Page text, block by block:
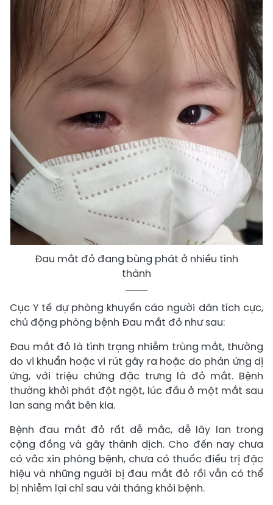
Đau mắt đỏ đang bùng phát ở nhiều tình
thành
Cục Y tế dự phòng khuyến cáo người dân tích cực,
chủ động phòng bệnh Đau mắt đỏ như sau:
Đau mắt đỏ là tình trạng nhiễm trùng mắt, thường
do vi khuẩn hoặc vi rút gây ra hoặc do phản ứng dị
ứng, với triệu chứng đặc trưng là đỏ mắt. Bệnh
thường khởi phát đột ngột, lúc đầu ở một mắt sau
lan sang mắt bên kia.
Bệnh đau mắt đỏ rất dễ mắc, dễ lây lan trong
cộng đồng và gây thành dịch. Cho đến nay chưa
có vắc xin phòng bệnh, chưa có thuốc điều trị đặc
hiệu và những người bị đau mắt đỏ rồi vẫn có thể
bị nhiễm lại chỉ sau vài tháng khỏi bệnh.